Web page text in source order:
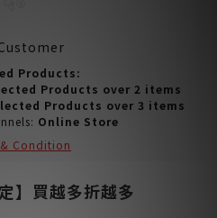
Products:
Products over 2 items
Products over 3 items
Online Store
Condition
】買越多折越多